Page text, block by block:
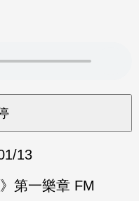
13
第一樂章 FM